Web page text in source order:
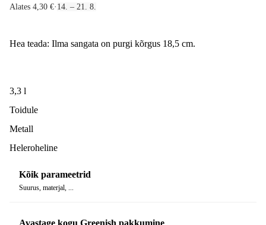
Alates 4,30 €· 14. – 21. 8.
Hea teada: Ilma sangata on purgi kõrgus 18,5 cm.
3,3 l
Toidule
Metall
Heleroheline
Kõik parameetrid
Suurus, materjal, ...